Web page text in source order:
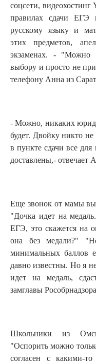
соцсети,
правилах сдачи ЕГЭ
русскому языку и
этих предметов,
экзаменах. - "Можно
выбору и просто не
телефону Анна из
- Можно, никаких
будет. Двойку никто
в пункте сдачи все
доставлены,- отвечает
Еще звонок от мамы
"Дочка идет на
ЕГЭ, это скажется на
она без медали?"
минимальных баллов
давно известны. Но я
идет на медаль,
замглавы
Школьники из
"Оспорить можно
согласен с какими-